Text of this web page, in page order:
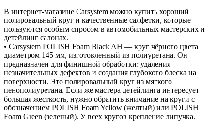
В интернет-магазине Carsystem можно купить хороший
полировальный круг и качественные салфетки, которые
пользуются особым спросом в автомобильных мастерских и
детейлинг салонах.
• Carsystem POLISH Foam Black AH — круг чёрного цвета
диаметром 145 мм, изготовленный из полиуретана. Он
предназначен для финишной обработки: удаления
незначительных дефектов и создания глубокого блеска на
поверхности. Это полировальный круг из мягкого
пенополиуретана. Если же мастера детейлинга интересует
большая жесткость, нужно обратить внимание на круги с
обозначением POLISH Foam Yellow (желтый) или POLISH
Foam Green (зеленый). У всех кругов крепление липучка.